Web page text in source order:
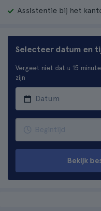
Assistentie bij het
Selecteer datum en
Vergeet niet dat u 15
zijn
Bekijk